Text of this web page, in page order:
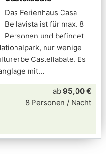
Das Ferienhaus Casa
Bellavista ist für max. 8
Personen und befindet
nur wenige
Castellabate. Es
mit
ab 95,00 €
8 Personen / Nacht